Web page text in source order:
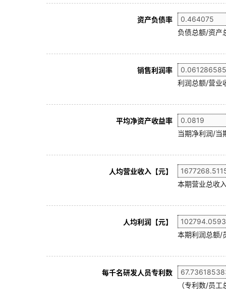
资产负债率
负债总额/资产
销售利润率
利润总额/营业
平均净资产收益率
当期净利润/当
人均营业收入【元】
本期营业总收
人均利润【元】
本期利润总额/
每千名研发人员专利数
（专利数/员